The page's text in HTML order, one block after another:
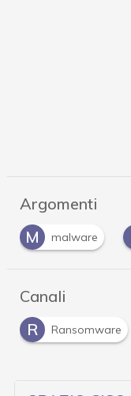
Argomenti
M
malware
Canali
R
Ransomware